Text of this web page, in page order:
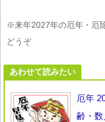
※来年2027年の厄年・厄
どうぞ
あわせて読みたい
厄年
齢・数